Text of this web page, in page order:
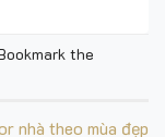
the
nhà theo mùa đẹp